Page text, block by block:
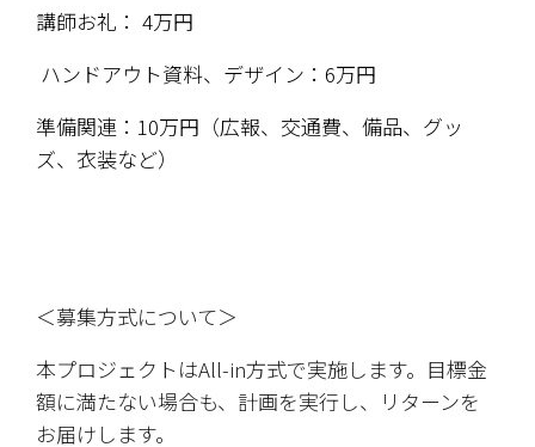
講師お礼： 4万円
ハンドアウト資料、デザイン：6万円
準備関連：10万円（広報、交通費、備品、グッ
ズ、衣装など）
＜募集方式について＞
本プロジェクトはAll-in方式で実施します。目標金
額に満たない場合も、計画を実行し、リターンを
お届けします。